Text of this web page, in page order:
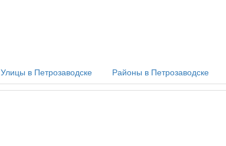
Улицы в Петрозаводске Районы в Петрозаводске